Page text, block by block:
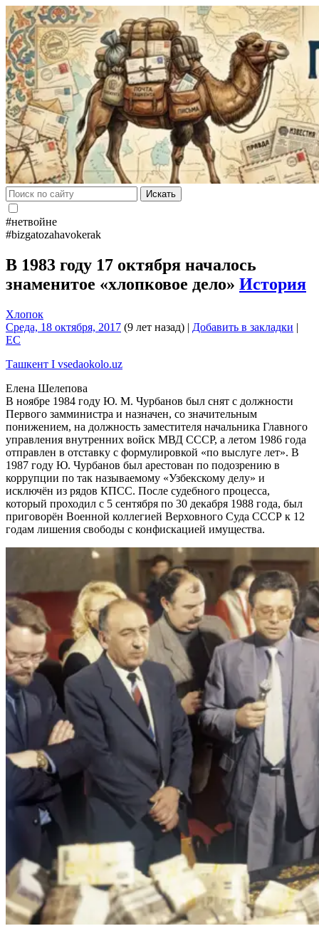
Искать
#нетвойне
#bizgatozahavokerak
В 1983 году 17 октября началось
знаменитое «хлопковое дело» История
Хлопок
Среда, 18 октября, 2017 (9 лет назад) | Добавить в закладки |
EC
Ташкент I vsedaokolo.uz
Елена Шелепова
В ноябре 1984 году Ю. М. Чурбанов был снят с должности
Первого замминистра и назначен, со значительным
понижением, на должность заместителя начальника Главного
управления внутренних войск МВД СССР, а летом 1986 года
отправлен в отставку с формулировкой «по выслуге лет». В
1987 году Ю. Чурбанов был арестован по подозрению в
коррупции по так называемому «Узбекскому делу» и
исключён из рядов КПСС. После судебного процесса,
который проходил с 5 сентября по 30 декабря 1988 года, был
приговорён Военной коллегией Верховного Суда СССР к 12
годам лишения свободы с конфискацией имущества.